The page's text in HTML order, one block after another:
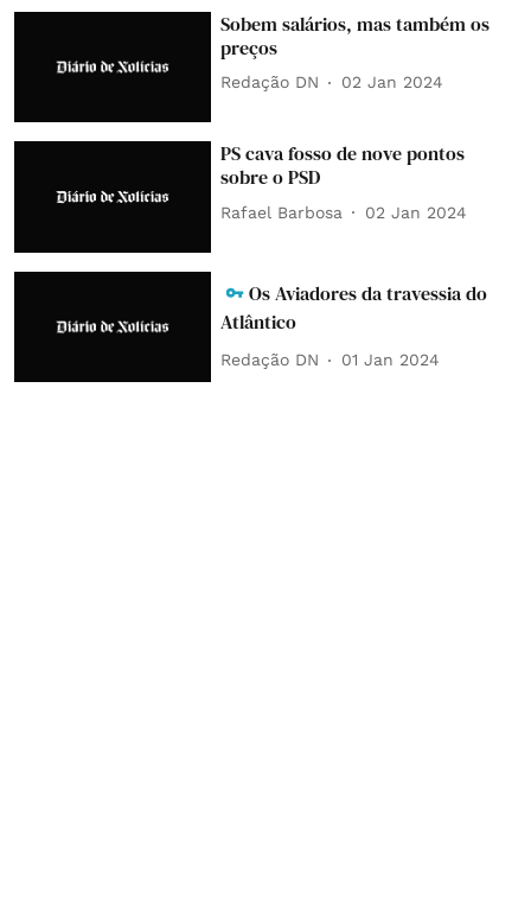
Sobem salários, mas também os
preços
Redação DN 02 Jan 2024
PS cava fosso de nove pontos
sobre o PSD
Rafael Barbosa 02 Jan 2024
Os Aviadores da travessia do
Atlântico
Redação DN 01 Jan 2024